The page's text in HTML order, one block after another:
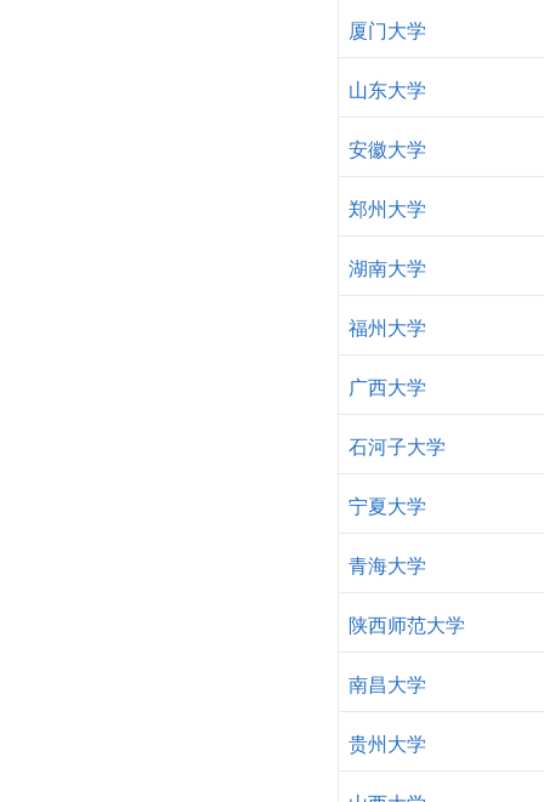
厦门大学
山东大学
安徽大学
郑州大学
湖南大学
福州大学
广西大学
石河子大学
宁夏大学
青海大学
陕西师范大学
南昌大学
贵州大学